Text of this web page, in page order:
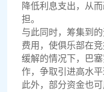
降低利息支出，从
担。
与此同时，筹集到
费用，使俱乐部在
缓解的情况下，巴
作，争取引进高水平
此外，部分资金也